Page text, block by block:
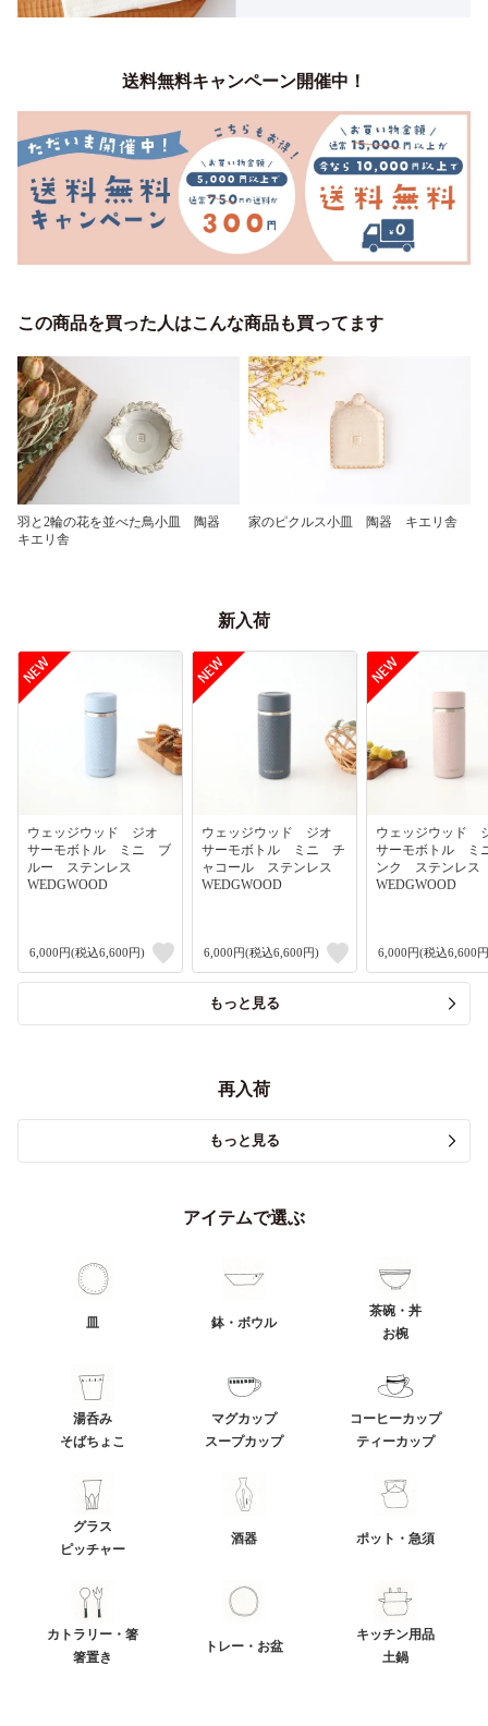
送料無料キャンペーン開催中！
この商品を買った人はこんな商品も買ってます
羽と2輪の花を並べた鳥小皿 陶器
キエリ舎
家のピクルス小皿 陶器 キエリ舎
新入荷
ウェッジウッド ジオ
サーモボトル ミニ ブ
ルー ステンレス
WEDGWOOD
6,000円(税込6,600円)
ウェッジウッド ジオ
サーモボトル ミニ チ
ャコール ステンレス
WEDGWOOD
6,000円(税込6,600円)
ウェッジウッド
サーモボトル
ンク ステンレ
WEDGWOOD
6,000円(税込6,600
もっと見る
再入荷
もっと見る
アイテムで選ぶ
皿 鉢・ボウル
茶碗・丼
お椀
湯呑み
そばちょこ
マグカップ
スープカップ
コーヒーカップ
ティーカップ
グラス
ピッチャー
酒器 ポット・急須
カトラリー・箸
箸置き
トレー・お盆
キッチン用品
土鍋